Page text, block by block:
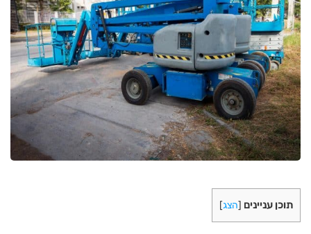
תוכן עניינים [הצג]